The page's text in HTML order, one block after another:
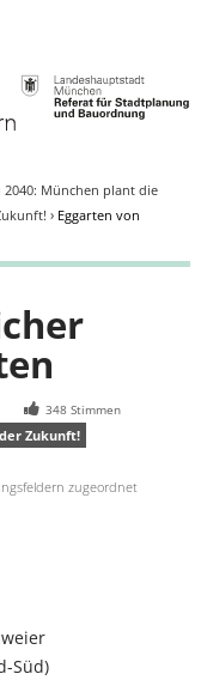
München plant die
› Eggarten von
348 Stimmen
Zukunft!
zugeordnet
Süd)